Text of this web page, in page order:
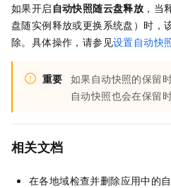
如果开启 自动快照随云盘释放 ，当
盘随实例释放或更换系统盘）时，
除。具体操作，请参见设置自动快
重要 如果自动快照的保留
自动快照也会在保留
相关文档
在各地域检查并删除应用中的